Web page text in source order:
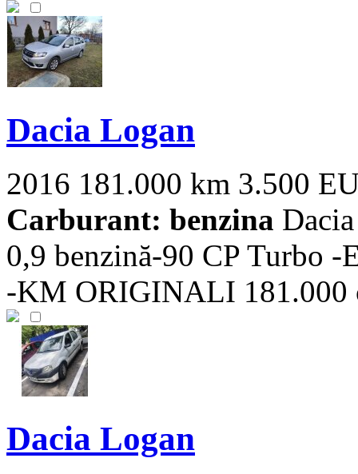
Dacia Logan
2016 181.000 km 3.500
Carburant: benzina
0,9 benzină-90 CP Turbo -
-KM ORIGINALI 181.000
Dacia Logan